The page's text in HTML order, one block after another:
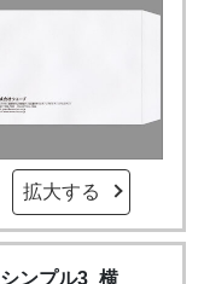
拡大する
シンプル3_横